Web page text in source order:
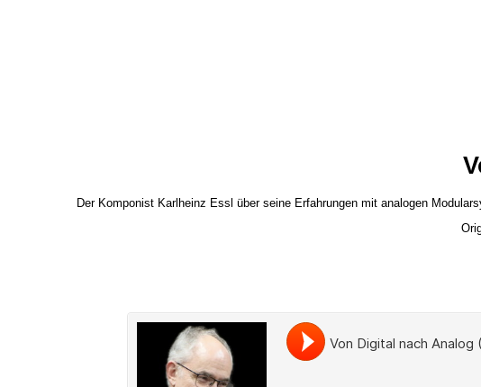
Der Komponist Karlheinz Essl über seine Erfahrungen mit analogen